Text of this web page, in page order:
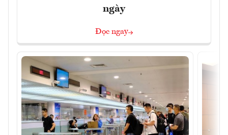
ngày
Đọc ngay